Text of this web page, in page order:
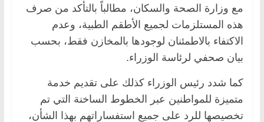
مع وزارة الصحة والسكان، مطالباً بالتأكد من صرف
هذه المستلزمات لجميع الأطقم الطبية، وعدم
الاكتفاء بالاطمئنان لوجودها بالمخازن فقط، بحسب
بيان صحفي لرئاسة الوزراء.
كما شدد رئيس الوزراء كذلك على تقديم خدمة
متميزة للمواطنين عبر الخطوط الساخنة التي تم
تخصيصها للرد على جميع استفساراتهم بهذا الشأن،